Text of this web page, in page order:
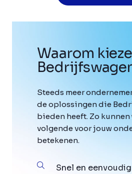
Waarom
Steeds meer
de oplossingen die
bieden heeft. Zo
volgende voor jouw
betekenen.
Snel en